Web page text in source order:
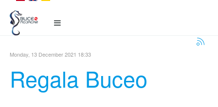
Monday, 13 December 2021 18:33
Regala Buceo